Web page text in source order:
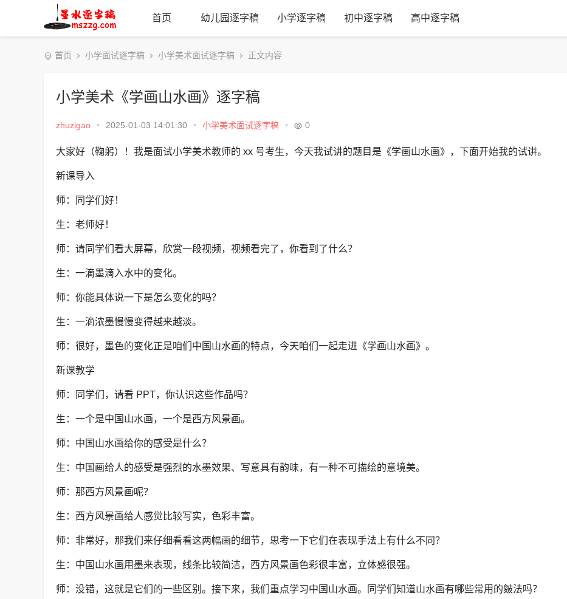
首页 幼儿园逐字稿 小学逐字稿 初中逐字稿 高中逐字稿
首页 小学面试逐字稿 小学美术面试逐字稿 正文内容
小学美术《学画山水画》逐字稿
zhuzigao • 2025-01-03 14:01:30 • 小学美术面试逐字稿 • 0
大家好（鞠躬）！我是面试小学美术教师的 xx 号考生，今天我试讲的题目是《学画山水画》，下面开始我的试讲。
新课导入
师：同学们好！
生：老师好！
师：请同学们看大屏幕，欣赏一段视频，视频看完了，你看到了什么？
生：一滴墨滴入水中的变化。
师：你能具体说一下是怎么变化的吗？
生：一滴浓墨慢慢变得越来越淡。
师：很好，墨色的变化正是咱们中国山水画的特点，今天咱们一起走进《学画山水画》。
新课教学
师：同学们，请看 PPT，你认识这些作品吗？
生：一个是中国山水画，一个是西方风景画。
师：中国山水画给你的感受是什么？
生：中国画给人的感受是强烈的水墨效果、写意具有韵味，有一种不可描绘的意境美。
师：那西方风景画呢？
生：西方风景画给人感觉比较写实，色彩丰富。
师：非常好，那我们来仔细看看这两幅画的细节，思考一下它们在表现手法上有什么不同？
生：中国山水画用墨来表现，线条比较简洁，西方风景画色彩很丰富，立体感很强。
师：没错，这就是它们的一些区别。接下来，我们重点学习中国山水画。同学们知道山水画有哪些常用的皴法吗？